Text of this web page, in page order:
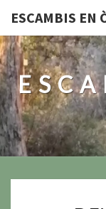
ESCAMBIS EN